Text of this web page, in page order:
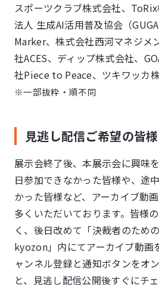
スポーツクラブ株式会社、
法人 生成AI活用普及協会（
Marker、株式会社西河マネジメ
社ACES、ディップ株式会社、
社Piece to Peace、ツキワッカ
※一部抜粋・順不同
見逃し配信ご希望の皆
展示会終了後、本展示会に興味
日参加できなかった皆様や、途
かった皆様など、アーカイブ動
多くいただいております。皆様
く、後日改めて「決裁者のため
kyozon」内にてアーカイブ動画
ャンネル登録と通知ボタンをオ
と、見逃し配信公開後すぐにチ